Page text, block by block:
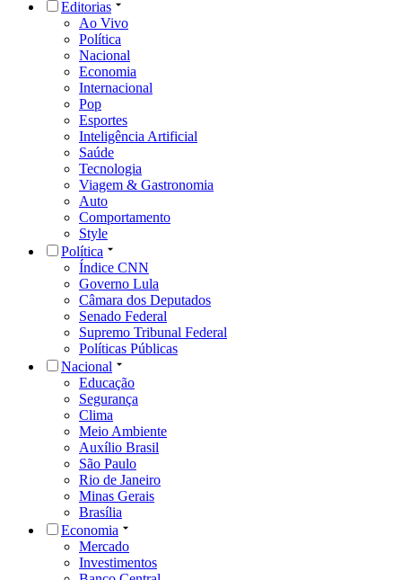
Editorias
Ao Vivo
Política
Nacional
Economia
Internacional
Pop
Esportes
Inteligência Artificial
Saúde
Tecnologia
Viagem & Gastronomia
Auto
Comportamento
Style
Política
Índice CNN
Governo Lula
Câmara dos Deputados
Senado Federal
Supremo Tribunal Federal
Políticas Públicas
Nacional
Educação
Segurança
Clima
Meio Ambiente
Auxílio Brasil
São Paulo
Rio de Janeiro
Minas Gerais
Brasília
Economia
Mercado
Investimentos